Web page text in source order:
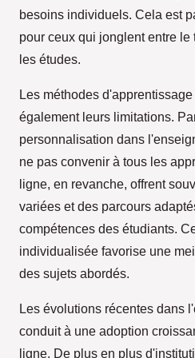
besoins individuels. Cela est
pour ceux qui jonglent entre
les études.
Les méthodes
également leurs limitations.
personnalisation dans
ne pas convenir à tous les
ligne, en revanche, offrent
variées et des parcours
compétences des étudiants.
individualisée favorise une
des sujets abordés.
Les évolutions récentes dans
conduit à une adoption
ligne. De plus en plus